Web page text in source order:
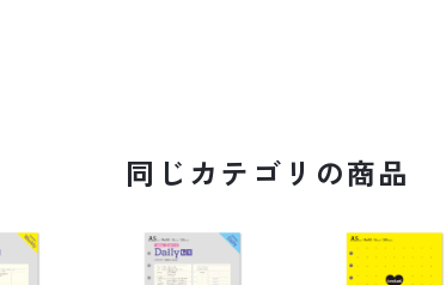
同じカテゴリの商品